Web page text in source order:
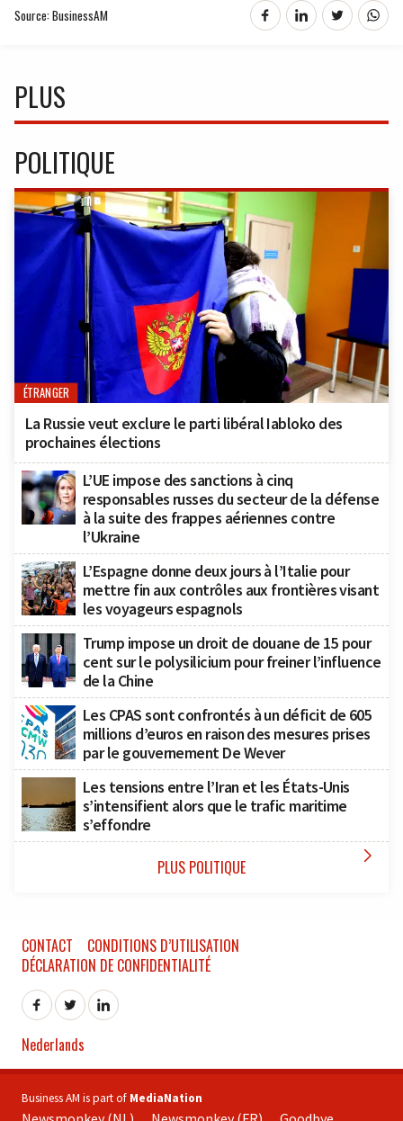
Source: BusinessAM
PLUS
POLITIQUE
ÉTRANGER
La Russie veut exclure le parti libéral Iabloko des
prochaines élections
L’UE impose des sanctions à cinq
responsables russes du secteur de la défense
à la suite des frappes aériennes contre
l’Ukraine
L’Espagne donne deux jours à l’Italie pour
mettre fin aux contrôles aux frontières visant
les voyageurs espagnols
Trump impose un droit de douane de 15 pour
cent sur le polysilicium pour freiner l’influence
de la Chine
Les CPAS sont confrontés à un déficit de 605
millions d’euros en raison des mesures prises
par le gouvernement De Wever
Les tensions entre l’Iran et les États-Unis
s’intensifient alors que le trafic maritime
s’effondre
PLUS POLITIQUE 
CONTACT
CONDITIONS D’UTILISATION
DÉCLARATION DE CONFIDENTIALITÉ
Nederlands
Business AM is part of MediaNation